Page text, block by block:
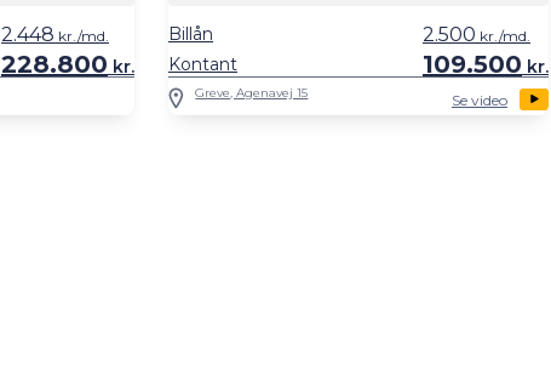
228.800 kr.
2.448 kr./md.
Kontant 109.500 kr.
Billån 2.500 kr./md.
Greve, Agenavej 15 Se video